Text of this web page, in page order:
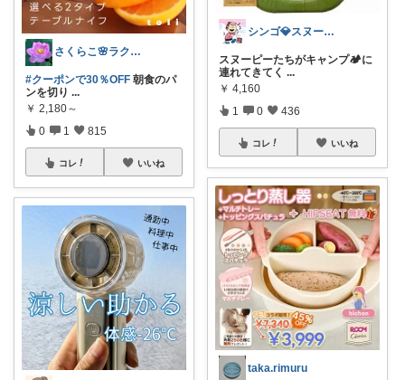
さくらこ🌸ラクする暮らしnote
#クーポンで30％OFF 朝食のパ
ンを切り ...
￥ 2,180～
0 1 815
コレ いいね
シンゴ💎スヌーピーで埋め尽くすワン🐶
スヌーピーたちがキャンプ🏕️に
連れてきてく ...
￥ 4,160
1 0 436
コレ いいね
taka.rimuru